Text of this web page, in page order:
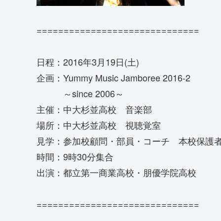
==============================
日程：2016年3月19日(土)
企画：Yummy Music Jamboree 2016-2
～since 2006～
主催：中大杉並高校 音楽部
場所：中大杉並高校 視聴覚室
見学：参加校顧問・部員・コーチ 本校保護
時間：9時30分集合
出演：都立第一商業高校・朋優学院高校
==============================